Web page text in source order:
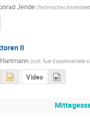
Jende (Technische
II
(Inst. fuer Experimentelle
Video